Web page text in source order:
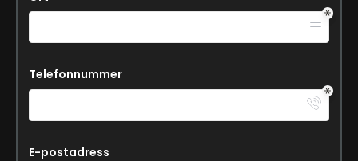
Telefonnummer
E-postadress